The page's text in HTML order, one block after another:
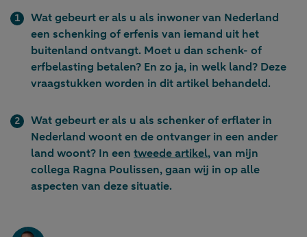
Wat gebeurt er als u als inwoner van Nederland
een schenking of erfenis van iemand uit het
buitenland ontvangt. Moet u dan schenk- of
erfbelasting betalen? En zo ja, in welk land? Deze
vraagstukken worden in dit artikel behandeld.
Wat gebeurt er als u als schenker of erflater in
Nederland woont en de ontvanger in een ander
land woont? In een tweede artikel, van mijn
collega Ragna Poulissen, gaan wij in op alle
aspecten van deze situatie.